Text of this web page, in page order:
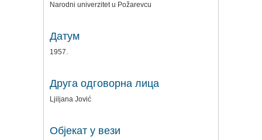
Narodni univerzitet u Požarevcu
Датум
1957.
Друга одговорна лица
Ljiljana Jović
Објекат у вези